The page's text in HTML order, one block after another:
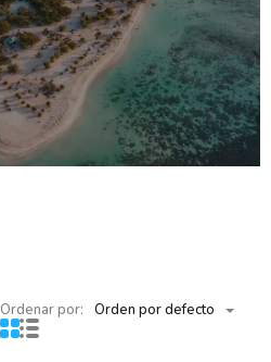
Ordenar por: Orden por defecto